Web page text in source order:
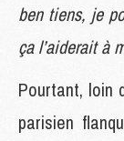
ben tiens, je
ça l’aiderait à
Pourtant, loin
parisien